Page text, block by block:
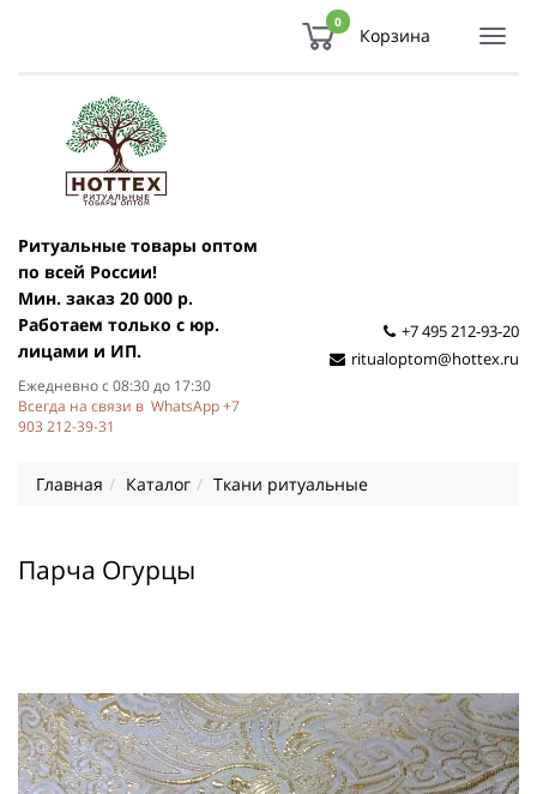
0
Корзина
Ритуальные товары оптом
по всей России!
Мин. заказ 20 000 р.
Работаем только с юр.
лицами и ИП.
Ежедневно с 08:30 до 17:30
Всегда на связи в WhatsApp +7
903 212-39-31
+7 495 212-93-20
ritualoptom@hottex.ru
Главная Каталог Ткани ритуальные
Парча Огурцы